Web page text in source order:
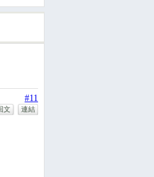
#11
文 連結